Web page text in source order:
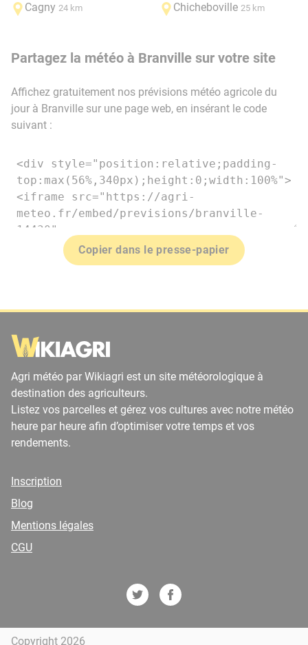
Cagny 24 km Chicheboville 25 km
Partagez la météo à Branville sur votre site
Affichez gratuitement nos prévisions météo agricole du
jour à Branville sur une page web, en insérant le code
suivant :
Copier dans le presse-papier
Agri météo par Wikiagri est un site météorologique à
destination des agriculteurs.
Listez vos parcelles et gérez vos cultures avec notre météo
heure par heure afin d’optimiser votre temps et vos
rendements.
Inscription
Blog
Mentions légales
CGU
Copyright 2026